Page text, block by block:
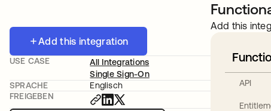
Add this integration
USE CASE
All Integrations
Single Sign-On
SPRACHE
Englisch
FREIGEBEN
Add this
API